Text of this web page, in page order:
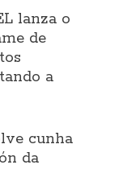
lanza o
de
a
cunha
da